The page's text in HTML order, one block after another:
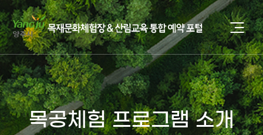
목공체험 프로그램 소개